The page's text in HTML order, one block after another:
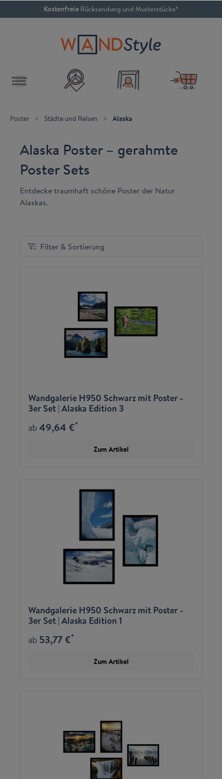
springenKostenfreie Rücksendung und Musterstücke*
Poster Städte und Reisen Alaska
Alaska Poster – gerahmte
Poster Sets
Entdecke traumhaft schöne Poster der Natur
Alaskas.
Filter & Sortierung
Wandgalerie H950 Schwarz mit Poster -
3er Set | Alaska Edition 3
ab49,64 €*
Zum Artikel
Wandgalerie H950 Schwarz mit Poster -
3er Set | Alaska Edition 1
ab 53,77 €*
Zum Artikel